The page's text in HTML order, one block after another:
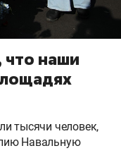
что наши
тысячи человек,
Навальную